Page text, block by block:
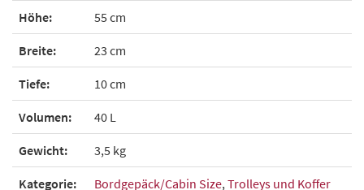
Höhe: 55 cm
Breite: 23 cm
Tiefe: 10 cm
Volumen: 40 L
Gewicht: 3,5 kg
Kategorie: Bordgepäck/Cabin Size, Trolleys und Koffer